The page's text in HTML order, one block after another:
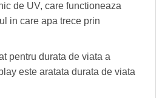
de UV, care functioneaza
in care apa trece prin
pentru durata de viata a
este aratata durata de viata